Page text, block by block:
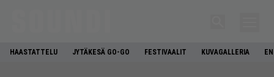
HAASTATTELU JYTÄKESÄ GO-GO FESTIVAALIT KUVAGALLERIA